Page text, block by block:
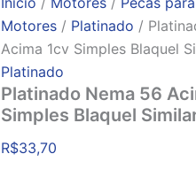
Motores/ Platinado /
Acima 1cv Simples Blaquel
Platinado
Platinado Nema 56
Simples Blaquel
R$33,70